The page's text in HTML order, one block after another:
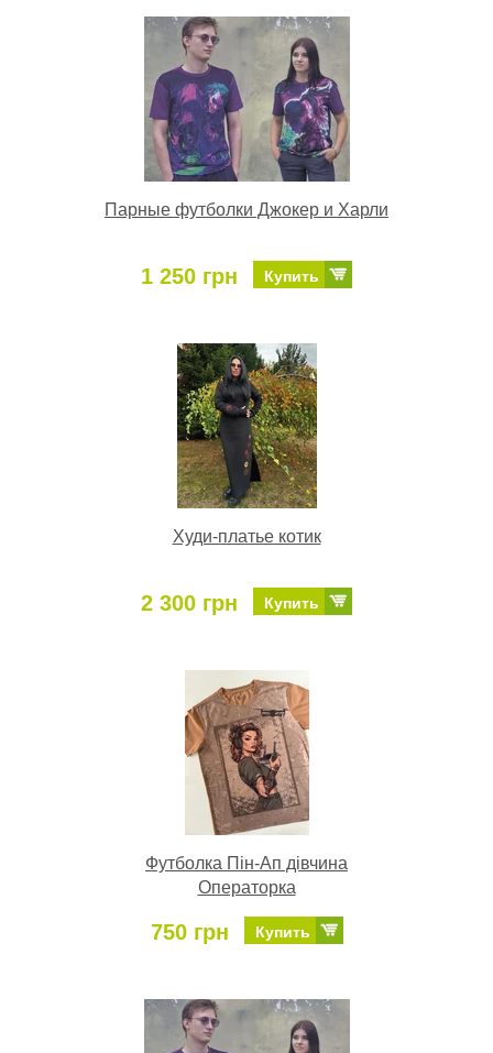
Парные футболки Джокер и Харли
1 250 грн Купить
Худи-платье котик
2 300 грн Купить
Футболка Пін-Ап дівчина
Операторка
750 грн Купить